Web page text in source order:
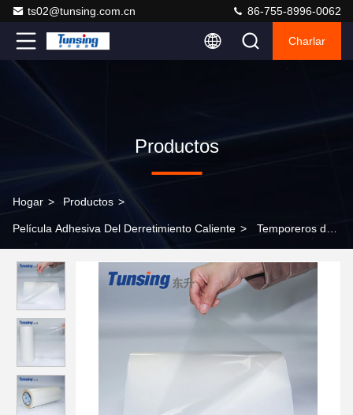
ts02@tunsing.com.cn 86-755-8996-0062
Charlar
Productos
Hogar > Productos >
Película Adhesiva Del Derretimiento Caliente > Temporeros de
adhesiva del poliéster de los teléfonos móviles